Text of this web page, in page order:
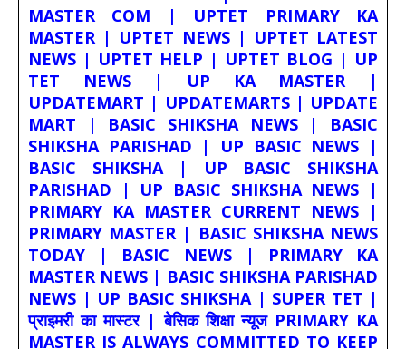
MASTER COM | UPTET PRIMARY KA
MASTER | UPTET NEWS | UPTET LATEST
NEWS | UPTET HELP | UPTET BLOG | UP
TET NEWS | UP KA MASTER |
UPDATEMART | UPDATEMARTS | UPDATE
MART | BASIC SHIKSHA NEWS | BASIC
SHIKSHA PARISHAD | UP BASIC NEWS |
BASIC SHIKSHA | UP BASIC SHIKSHA
PARISHAD | UP BASIC SHIKSHA NEWS |
PRIMARY KA MASTER CURRENT NEWS |
PRIMARY MASTER | BASIC SHIKSHA NEWS
TODAY | BASIC NEWS | PRIMARY KA
MASTER NEWS | BASIC SHIKSHA PARISHAD
NEWS | UP BASIC SHIKSHA | SUPER TET |
प्राइमरी का मास्टर | बेसिक शिक्षा न्यूज PRIMARY KA
MASTER IS ALWAYS COMMITTED TO KEEP